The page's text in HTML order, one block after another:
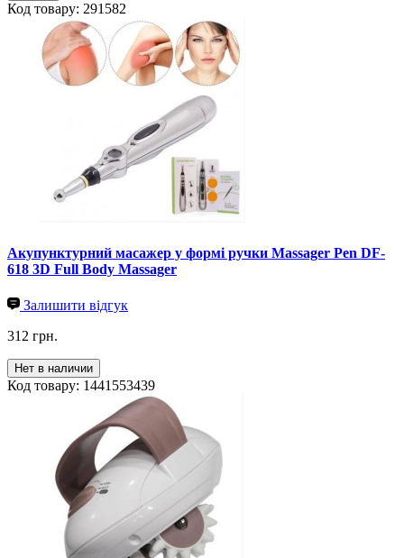
Код товару: 291582
Акупунктурний масажер у формі ручки Massager Pen DF-
618 3D Full Body Massager
Залишити відгук
312 грн.
Нет в наличии
Код товару: 1441553439